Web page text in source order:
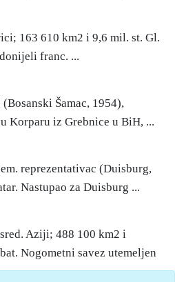
163 610 km2 i 9,6 mil. st. Gl.
franc. ...
Šamac, 1954),
Korparu iz Grebnice u BiH, ...
reprezentativac (Duisburg,
Nastupao za Duisburg ...
Aziji; 488 100 km2 i
Nogometni savez utemeljen